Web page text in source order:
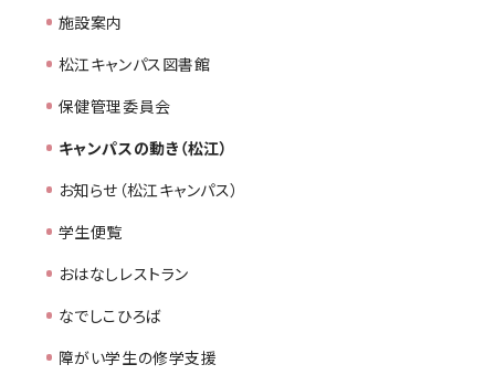
施設案内
松江キャンパス図書館
保健管理委員会
キャンパスの動き（松江）
お知らせ（松江キャンパス）
学生便覧
おはなしレストラン
なでしこひろば
障がい学生の修学支援